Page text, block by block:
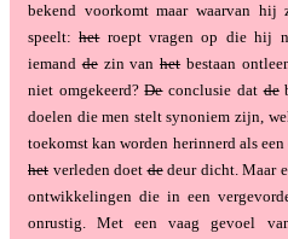
bekend voorkomt maar waarvan
speelt:hetroept vragen op die hij
iemanddezin vanhet bestaan
niet omgekeerd?Deconclusie datde
doelen die men stelt synoniem zijn,
toekomst kan worden herinnerd als
het verleden doetdedeur dicht. Maar
ontwikkelingen die in een
onrustig. Met een vaag gevoel